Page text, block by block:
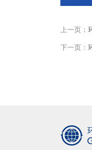
上一页：
下一页：